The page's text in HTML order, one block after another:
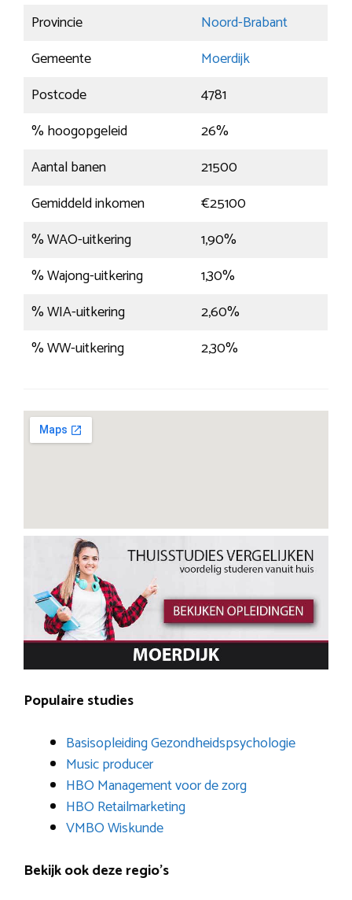
Provincie
Noord-Brabant
Gemeente
Moerdijk
Postcode
4781
% hoogopgeleid
26%
Aantal banen
21500
Gemiddeld inkomen
€25100
% WAO-uitkering
1,90%
% Wajong-uitkering
1,30%
% WIA-uitkering
2,60%
% WW-uitkering
2,30%
Populaire studies
Basisopleiding Gezondheidspsychologie
Music producer
HBO Management voor de zorg
HBO Retailmarketing
VMBO Wiskunde
Bekijk ook deze regio’s